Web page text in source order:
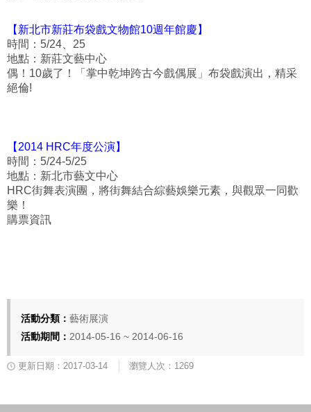
【 新北市新莊布袋戲文物館10週年館慶】
時間： 5/24
25
地點：新莊文藝中心
偶！ 10歲了！「 掌中乾坤跨古今戲偶展」 布袋戲演出，精采
絕倫!
【2014 HRC年度公演】
時間： 5/24-5/25
地點：新北市藝文中心
HRC街舞表演團，將街舞結合綜藝娛樂元素，與觀眾一同歡
樂！
購票資訊
活動分類： 藝術展演
活動期間： 2014-05-16 ~ 2014-06-16
更新日期：2017-03-14 瀏覽人次：1269